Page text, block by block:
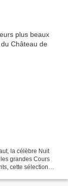
la célèbre Nuit
grandes Cours
cette sélection